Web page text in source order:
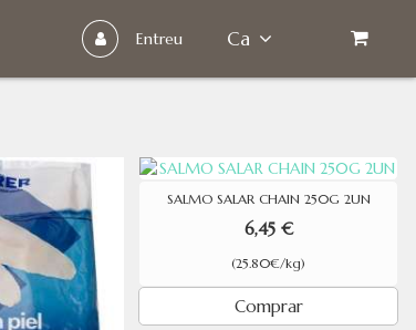
Entreu Ca
SALMO SALAR CHAIN 250G 2UN
6,45 €
(25.80€/kg)
Comprar